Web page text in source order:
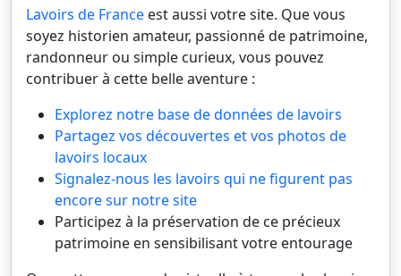
Lavoirs de France est aussi votre site. Que vous
soyez historien amateur, passionné de patrimoine,
randonneur ou simple curieux, vous pouvez
contribuer à cette belle aventure :
Explorez notre base de données de lavoirs
Partagez vos découvertes et vos photos de
lavoirs locaux
Signalez-nous les lavoirs qui ne figurent pas
encore sur notre site
Participez à la préservation de ce précieux
patrimoine en sensibilisant votre entourage